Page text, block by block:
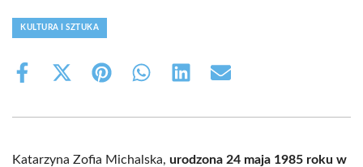
KULTURA I SZTUKA
Share
Share
(Twitter)
Share Share Share Share
Katarzyna Zofia Michalska, urodzona 24 maja 1985 roku w